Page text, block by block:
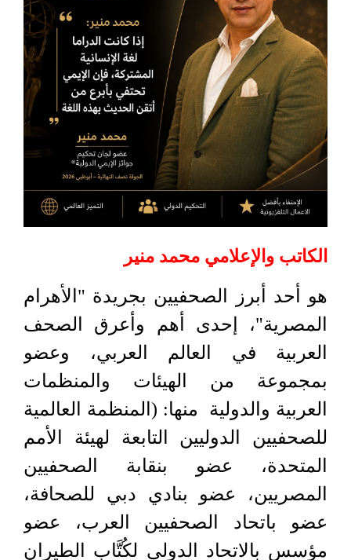
الكاتب والإعلامي محمد منير
هو أحد أبرز الصحفيين بجريدة "الأهرام
المصرية"، إحدى أهم وأعرق الصحف
العربية في العالم العربي، وعضو
بمجموعة من الهيئات والمنظمات
العربية والدولية منها: (المنظمة العالمية
للصحفيين الدوليين التابعة لهيئة الأمم
المتحدة، عضو بنقابة الصحفيين
المصريين، عضو بنادي دبي للصحافة،
عضو باتحاد الصحفيين العرب، عضو
مؤسس بالاتحاد الدولي لكُتَّاب الطيران